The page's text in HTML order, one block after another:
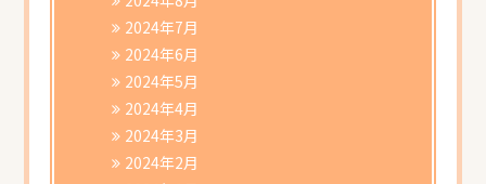
2024年7月
2024年6月
2024年5月
2024年4月
2024年3月
2024年2月